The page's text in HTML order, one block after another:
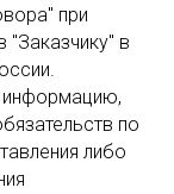
при
"Заказчику" в
информацию,
по
либо